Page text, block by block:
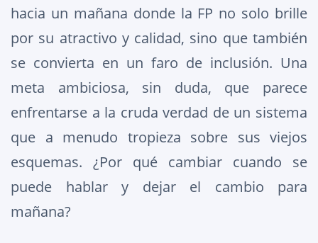
hacia un mañana donde la FP no solo brille
por su atractivo y calidad, sino que también
se convierta en un faro de inclusión. Una
meta ambiciosa, sin duda, que parece
enfrentarse a la cruda verdad de un sistema
que a menudo tropieza sobre sus viejos
esquemas. ¿Por qué cambiar cuando se
puede hablar y dejar el cambio para
mañana?